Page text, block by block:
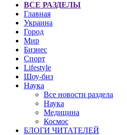
ВСЕ РАЗДЕЛЫ
Главная
Украина
Город
Мир
Бизнес
Спорт
Lifestyle
Шоу-биз
Наука
Все новости раздела
Наука
Медицина
Космос
БЛОГИ ЧИТАТЕЛЕЙ